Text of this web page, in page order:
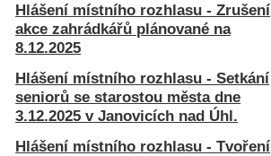
Hlášení místního rozhlasu - Zrušení
akce zahrádkářů plánované na
8.12.2025
Hlášení místního rozhlasu - Setkání
seniorů se starostou města dne
3.12.2025 v Janovicích nad Úhl.
Hlášení místního rozhlasu - Tvoření